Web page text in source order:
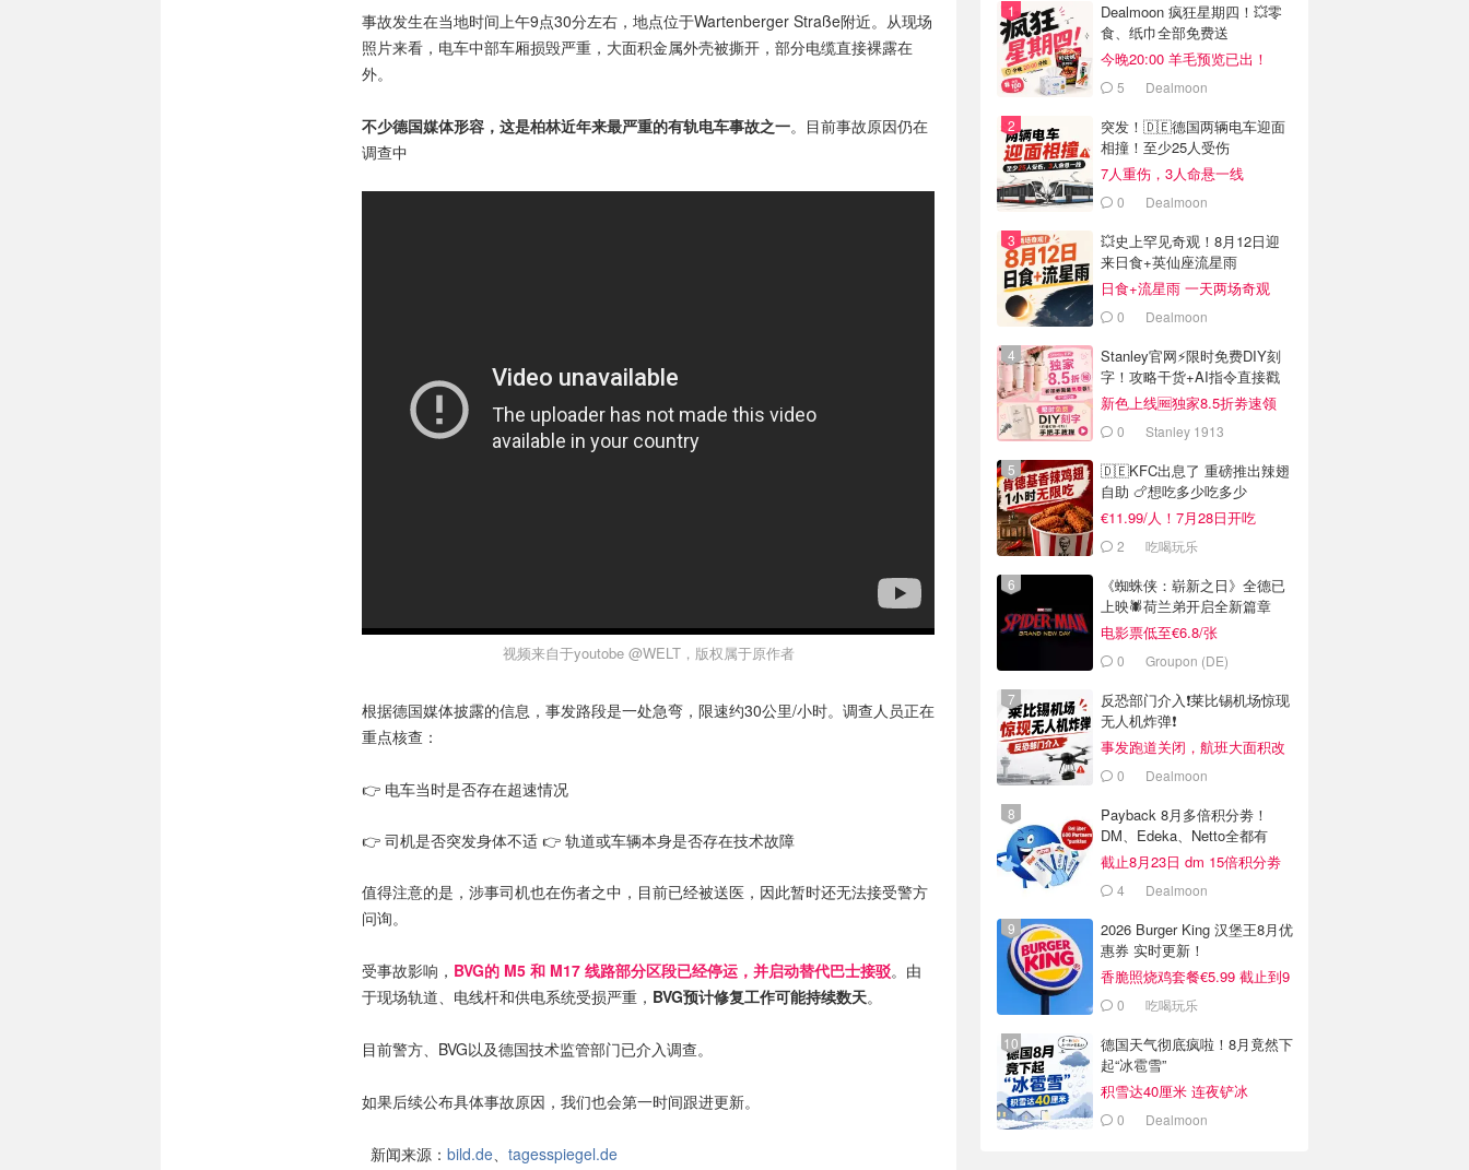
事故发生在当地时间上午9点30分左右，地点位于Wartenberger Straße附近。从现场
照片来看，电车中部车厢损毁严重，大面积金属外壳被撕开，部分电缆直接裸露在
外。
不少德国媒体形容，这是柏林近年来最严重的有轨电车事故之一。目前事故原因仍在
调查中
视频来自于youtobe @WELT，版权属于原作者
根据德国媒体披露的信息，事发路段是一处急弯，限速约30公里/小时。调查人员正在
重点核查：
👉 电车当时是否存在超速情况
👉 司机是否突发身体不适 👉 轨道或车辆本身是否存在技术故障
值得注意的是，涉事司机也在伤者之中，目前已经被送医，因此暂时还无法接受警方
问询。
受事故影响， BVG的 M5 和 M17 线路部分区段已经停运，并启动替代巴士接驳。由
于现场轨道、电线杆和供电系统受损严重， BVG预计修复工作可能持续数天。
目前警方、BVG以及德国技术监管部门已介入调查。
如果后续公布具体事故原因，我们也会第一时间跟进更新。
新闻来源： bild.de、 tagesspiegel.de
Dealmoon 疯狂星期四！💥零
食、纸巾全部免费送
今晚20:00 羊毛预览已出！
5 Dealmoon
突发！🇩🇪德国两辆电车迎面
相撞！至少25人受伤
7人重伤，3人命悬一线
0 Dealmoon
💥史上罕见奇观！8月12日迎
来日食+英仙座流星雨
日食+流星雨 一天两场奇观
0 Dealmoon
Stanley官网⚡️限时免费DIY刻
字！攻略干货+AI指令直接戳
新色上线🆓独家8.5折劵速领
0 Stanley 1913
🇩🇪KFC出息了 重磅推出辣翅
自助 🍗想吃多少吃多少
€11.99/人！7月28日开吃
2 吃喝玩乐
《蜘蛛侠：崭新之日》全德已
上映🕷️荷兰弟开启全新篇章
电影票低至€6.8/张
0 Groupon (DE)
反恐部门介入❗️莱比锡机场惊现
无人机炸弹❗️
事发跑道关闭，航班大面积改
道 0 Dealmoon
Payback 8月多倍积分劵！
DM、Edeka、Netto全都有
截止8月23日 dm 15倍积分劵
4 Dealmoon
2026 Burger King 汉堡王8月优
惠券 实时更新！
香脆照烧鸡套餐€5.99 截止到9
月4日
0 吃喝玩乐
德国天气彻底疯啦！8月竟然下
起“冰雹雪”
积雪达40厘米 连夜铲冰
0 Dealmoon